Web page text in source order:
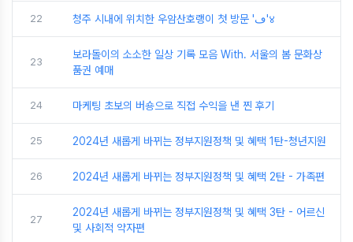
22 청주 시내에 위치한 우암산호랭이 첫 방문 'ڡ'४
23
보라돌이의 소소한 일상 기록 모음 With. 서울의 봄 문화상
품권 예매
24 마케팅 초보의 버숑으로 직접 수익을 낸 찐 후기
25 2024년 새롭게 바뀌는 정부지원정책 및 혜택 1탄-청년지원
26 2024년 새롭게 바뀌는 정부지원정책 및 혜택 2탄 - 가족편
27
2024년 새롭게 바뀌는 정부지원정책 및 혜택 3탄 - 어르신
및 사회적 약자편